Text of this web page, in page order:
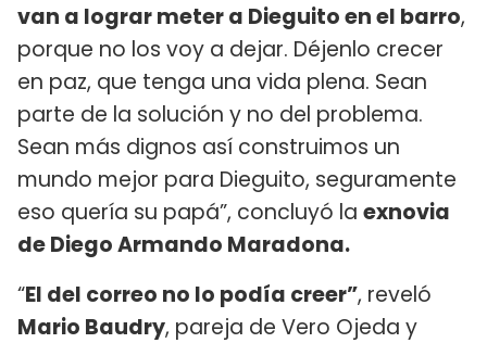
van a lograr meter a Dieguito en el barro,
porque no los voy a dejar. Déjenlo crecer
en paz, que tenga una vida plena. Sean
parte de la solución y no del problema.
Sean más dignos así construimos un
mundo mejor para Dieguito, seguramente
eso quería su papá”, concluyó la exnovia
de Diego Armando Maradona.
“El del correo no lo podía creer”, reveló
Mario Baudry, pareja de Vero Ojeda y